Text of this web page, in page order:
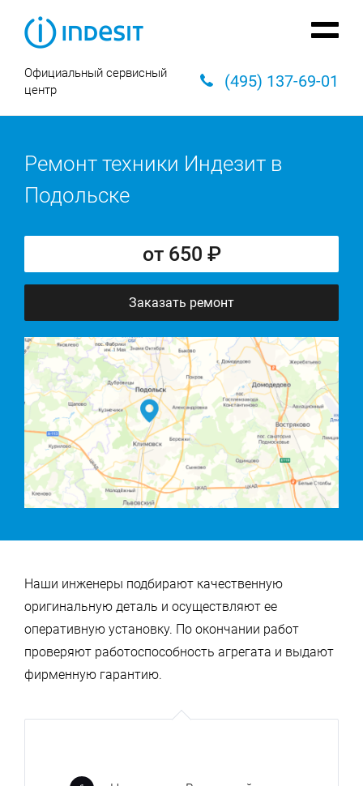
Официальный сервисный
центр
(495) 137-69-01
Ремонт техники Индезит в
Подольске
от 650 ₽
Заказать ремонт
Наши инженеры подбирают качественную
оригинальную деталь и осуществляют ее
оперативную установку. По окончании работ
проверяют работоспособность агрегата и выдают
фирменную гарантию.